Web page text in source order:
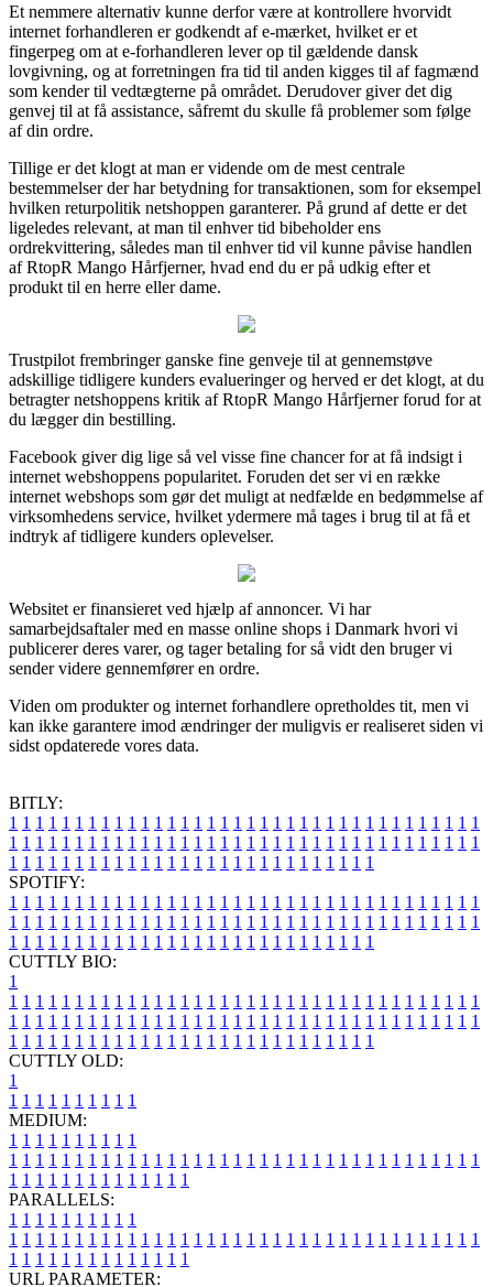
Et nemmere alternativ kunne derfor være at kontrollere hvorvidt
internet forhandleren er godkendt af e-mærket, hvilket er et
fingerpeg om at e-forhandleren lever op til gældende dansk
lovgivning, og at forretningen fra tid til anden kigges til af fagmænd
som kender til vedtægterne på området. Derudover giver det dig
genvej til at få assistance, såfremt du skulle få problemer som følge
af din ordre.
Tillige er det klogt at man er vidende om de mest centrale
bestemmelser der har betydning for transaktionen, som for eksempel
hvilken returpolitik netshoppen garanterer. På grund af dette er det
ligeledes relevant, at man til enhver tid bibeholder ens
ordrekvittering, således man til enhver tid vil kunne påvise handlen
af RtopR Mango Hårfjerner, hvad end du er på udkig efter et
produkt til en herre eller dame.
Trustpilot frembringer ganske fine genveje til at gennemstøve
adskillige tidligere kunders evalueringer og herved er det klogt, at du
betragter netshoppens kritik af RtopR Mango Hårfjerner forud for at
du lægger din bestilling.
Facebook giver dig lige så vel visse fine chancer for at få indsigt i
internet webshoppens popularitet. Foruden det ser vi en række
internet webshops som gør det muligt at nedfælde en bedømmelse af
virksomhedens service, hvilket ydermere må tages i brug til at få et
indtryk af tidligere kunders oplevelser.
Websitet er finansieret ved hjælp af annoncer. Vi har
samarbejdsaftaler med en masse online shops i Danmark hvori vi
publicerer deres varer, og tager betaling for så vidt den bruger vi
sender videre gennemfører en ordre.
Viden om produkter og internet forhandlere opretholdes tit, men vi
kan ikke garantere imod ændringer der muligvis er realiseret siden vi
sidst opdaterede vores data.
BITLY:
1 1 1 1 1 1 1 1 1 1 1 1 1 1 1 1 1 1 1 1 1 1 1 1 1 1 1 1 1 1 1 1 1 1 1 1
1 1 1 1 1 1 1 1 1 1 1 1 1 1 1 1 1 1 1 1 1 1 1 1 1 1 1 1 1 1 1 1 1 1 1 1
1 1 1 1 1 1 1 1 1 1 1 1 1 1 1 1 1 1 1 1 1 1 1 1 1 1 1 1
SPOTIFY:
1 1 1 1 1 1 1 1 1 1 1 1 1 1 1 1 1 1 1 1 1 1 1 1 1 1 1 1 1 1 1 1 1 1 1 1
1 1 1 1 1 1 1 1 1 1 1 1 1 1 1 1 1 1 1 1 1 1 1 1 1 1 1 1 1 1 1 1 1 1 1 1
1 1 1 1 1 1 1 1 1 1 1 1 1 1 1 1 1 1 1 1 1 1 1 1 1 1 1 1
CUTTLY BIO:
1
1 1 1 1 1 1 1 1 1 1 1 1 1 1 1 1 1 1 1 1 1 1 1 1 1 1 1 1 1 1 1 1 1 1 1 1
1 1 1 1 1 1 1 1 1 1 1 1 1 1 1 1 1 1 1 1 1 1 1 1 1 1 1 1 1 1 1 1 1 1 1 1
1 1 1 1 1 1 1 1 1 1 1 1 1 1 1 1 1 1 1 1 1 1 1 1 1 1 1 1
CUTTLY OLD:
1
1 1 1 1 1 1 1 1 1 1
MEDIUM:
1 1 1 1 1 1 1 1 1 1
1 1 1 1 1 1 1 1 1 1 1 1 1 1 1 1 1 1 1 1 1 1 1 1 1 1 1 1 1 1 1 1 1 1 1 1
1 1 1 1 1 1 1 1 1 1 1 1 1 1
PARALLELS:
1 1 1 1 1 1 1 1 1 1
1 1 1 1 1 1 1 1 1 1 1 1 1 1 1 1 1 1 1 1 1 1 1 1 1 1 1 1 1 1 1 1 1 1 1 1
1 1 1 1 1 1 1 1 1 1 1 1 1 1
URL PARAMETER: